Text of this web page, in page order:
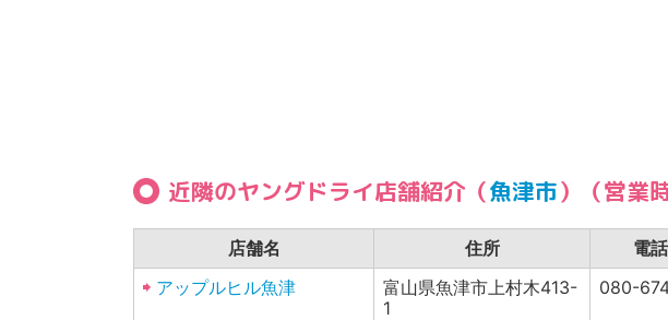
近隣のヤングドライ店舗紹介（魚津市）（営業
店舗名 住所 電
アップルヒル魚津
富山県魚津市上村木413-
1
080-